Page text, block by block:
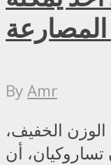
ByAmr
الخفيف،